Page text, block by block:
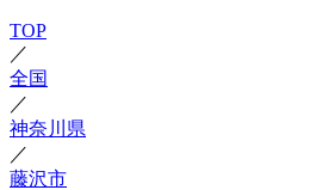
TOP
／
全国
／
神奈川県
／
藤沢市